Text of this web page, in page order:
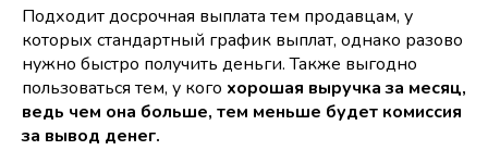
Подходит досрочная выплата тем продавцам, у
которых стандартный график выплат, однако разово
нужно быстро получить деньги. Также выгодно
пользоваться тем, у кого хорошая выручка за месяц,
ведь чем она больше, тем меньше будет комиссия
за вывод денег.